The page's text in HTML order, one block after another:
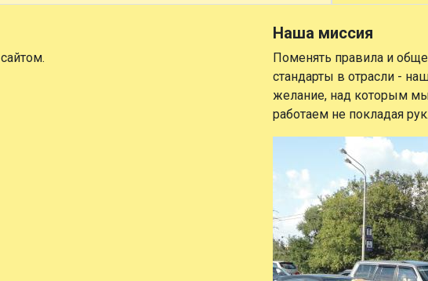
Наша миссия
Поменять правила и
стандарты в отрасли -
желание, над которым
работаем не покладая рук.